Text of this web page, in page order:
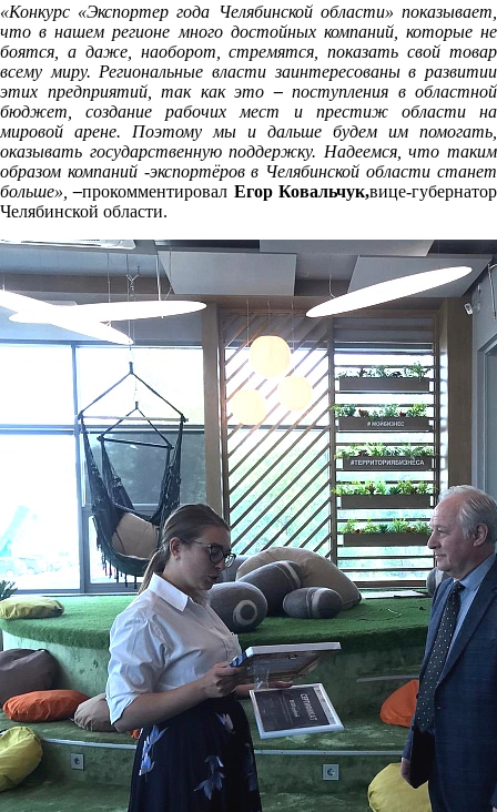
«Конкурс «Экспортер года Челябинской области» показывает,
что в нашем регионе много достойных компаний, которые не
боятся, а даже, наоборот, стремятся, показать свой товар
всему миру. Региональные власти заинтересованы в развитии
этих предприятий, так как это– поступления в областной
бюджет, создание рабочих мест и престиж области на
мировой арене. Поэтому мы и дальше будем им помогать,
оказывать государственную поддержку. Надеемся, что таким
образом компаний -экспортёров в Челябинской области станет
больше»,
–прокомментировал Егор Ковальчук,вице-губернатор
Челябинской области.